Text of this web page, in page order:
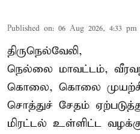
Published on: 06 Aug 2026, 4:33 pm
திருநெல்வேலி,
நெல்லை மாவட்டம்,
கொலை, கொலை
சொத்துச் சேதம்
மிரட்டல் உள்ளிட்ட